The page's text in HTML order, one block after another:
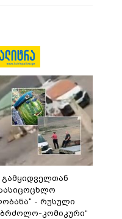
- რუსული
კომიკური“